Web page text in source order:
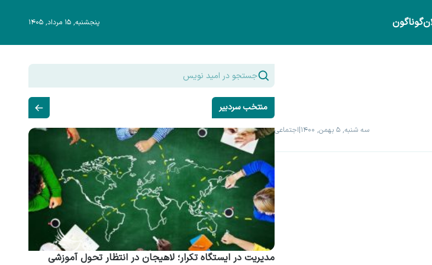
گوناگون پنجشنبه, ۱۵ مرداد, ۱۴۰۵
سه شنبه, ۵ بهمن, ۱۴۰۰ |اجتماعی
منتخب سردبیر
مدیریت در ایستگاه تکرار؛ لاهیجان در انتظار تحول آموزشی